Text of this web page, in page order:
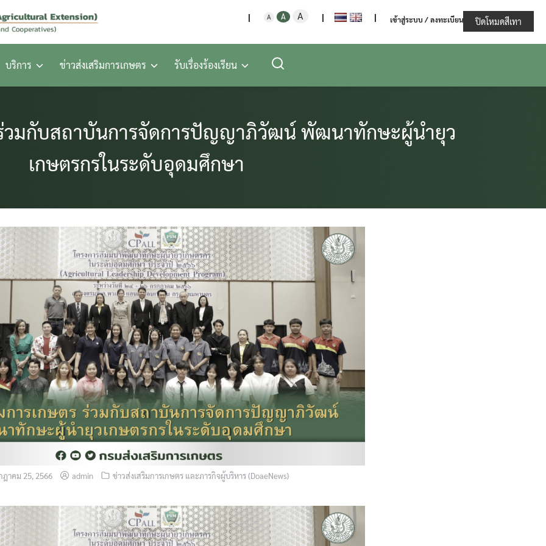
กรมส่งเสริมการเกษตร กระทรวงเกษตรและสหกรณ์
A Decrease
fontAReset
font
A Increase
| | เข้าสู่ระบบ / ลงทะเบียน
บริการ ข่าวส่งเสริมการเกษตร รับเรื่องร้องเรียน
ร่วมกับสถาบันการจัดการปัญญาภิวัฒน์ พัฒนาทักษะผู้นำยุว
เกษตรกรในระดับอุดมศึกษา
ฎาคม 25, 2566 admin ข่าวส่งเสริมการเกษตร และภารกิจผู้บริหาร (DoaeNews)
ปิดโหมดสีเทา